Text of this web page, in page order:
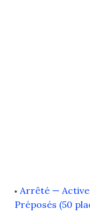
Arrêté —
Préposés (50